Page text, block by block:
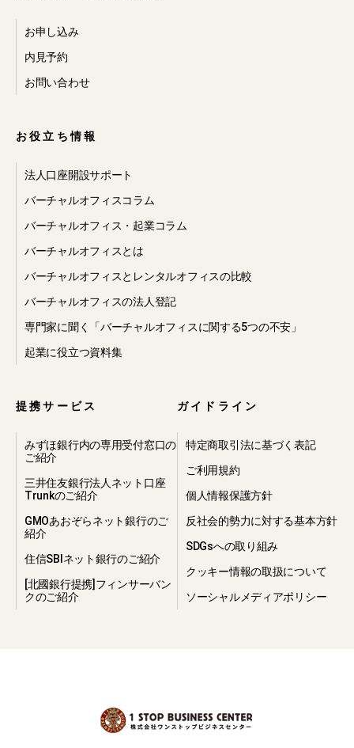
お申し込み
内見予約
お問い合わせ
お役立ち情報
法人口座開設サポート
バーチャルオフィスコラム
バーチャルオフィス・起業コラム
バーチャルオフィスとは
バーチャルオフィスとレンタルオフィスの比較
バーチャルオフィスの法人登記
専門家に聞く「バーチャルオフィスに関する5つの不安」
起業に役立つ資料集
提携サービス
みずほ銀行内の専用受付窓口の
ご紹介
三井住友銀行法人ネット口座
Trunkのご紹介
GMOあおぞらネット銀行のご
紹介
住信SBIネット銀行のご紹介
[北國銀行提携]フィンサーバン
クのご紹介
ガイドライン
特定商取引法に基づく表記
ご利用規約
個人情報保護方針
反社会的勢力に対する基本方針
SDGsへの取り組み
クッキー情報の取扱について
ソーシャルメディアポリシー